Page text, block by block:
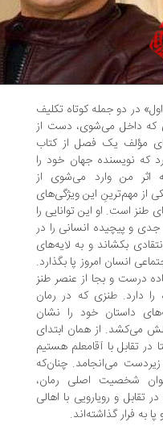
جمله کوتاه تکلیف
می‌شوی، دست از
یک فصل از کتاب
جهان خود را
وارد می‌شوی از
این ویژگی‌های
او این توانایی را
پیچیده انسانی را در
و به لایه‌های
امروز پا بگذارد.
و بجا از عنصر طنز
طنزی که در رمان
خود را نشان
از همان ابتدای
با آقامعلم هستیم
می‌انجامد. چنان‌که
اصلی رمان،
رویارویی با اهالی
گذاشته‌اند.